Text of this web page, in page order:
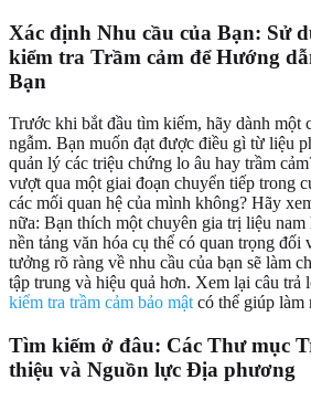
Xác định Nhu cầu của Bạn: Sử
kiểm tra Trầm cảm để Hướng
Bạn
Trước khi bắt đầu tìm kiếm, hãy dành một
ngẫm. Bạn muốn đạt được điều gì từ liệu
quản lý các triệu chứng lo âu hay trầm
vượt qua một giai đoạn chuyển tiếp trong
các mối quan hệ của mình không? Hãy
nữa: Bạn thích một chuyên gia trị liệu
nền tảng văn hóa cụ thể có quan trọng
tưởng rõ ràng về nhu cầu của bạn sẽ làm
tập trung và hiệu quả hơn. Xem lại câu trả
kiểm tra trầm cảm bảo mật có thể giúp làm
Tìm kiếm ở đâu: Các Thư mục
thiệu và Nguồn lực Địa phương